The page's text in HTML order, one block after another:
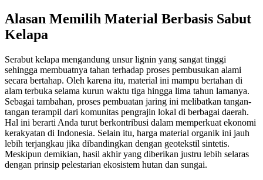
Alasan Memilih Material Berbasis Sabut
Kelapa
Serabut kelapa mengandung unsur lignin yang sangat tinggi
sehingga membuatnya tahan terhadap proses pembusukan alami
secara bertahap. Oleh karena itu, material ini mampu bertahan di
alam terbuka selama kurun waktu tiga hingga lima tahun lamanya.
Sebagai tambahan, proses pembuatan jaring ini melibatkan tangan-
tangan terampil dari komunitas pengrajin lokal di berbagai daerah.
Hal ini berarti Anda turut berkontribusi dalam memperkuat ekonomi
kerakyatan di Indonesia. Selain itu, harga material organik ini jauh
lebih terjangkau jika dibandingkan dengan geotekstil sintetis.
Meskipun demikian, hasil akhir yang diberikan justru lebih selaras
dengan prinsip pelestarian ekosistem hutan dan sungai.